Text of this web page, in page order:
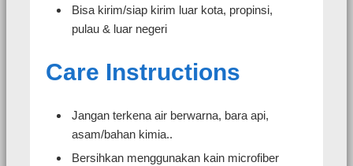
Bisa kirim/siap kirim luar kota, propinsi,
pulau & luar negeri
Care Instructions
Jangan terkena air berwarna, bara api,
asam/bahan kimia..
Bersihkan menggunakan kain microfiber